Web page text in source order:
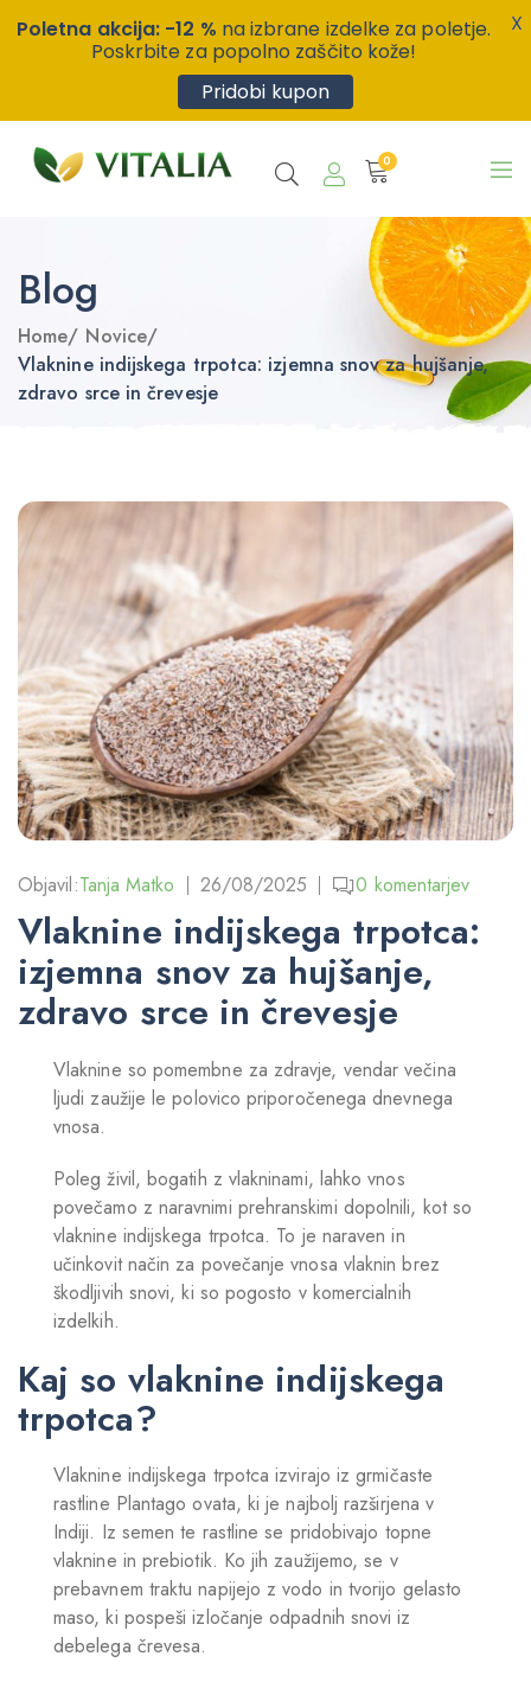
0
Blog
Home/ Novice/
Vlaknine indijskega trpotca: izjemna snov za hujšanje,
zdravo srce in črevesje
Objavil:Tanja Matko 26/08/2025 0 komentarjev
Vlaknine indijskega trpotca:
izjemna snov za hujšanje,
zdravo srce in črevesje
Vlaknine so pomembne za zdravje, vendar večina
ljudi zaužije le polovico priporočenega dnevnega
vnosa.
Poleg živil, bogatih z vlakninami, lahko vnos
povečamo z naravnimi prehranskimi dopolnili, kot so
vlaknine indijskega trpotca. To je naraven in
učinkovit način za povečanje vnosa vlaknin brez
škodljivih snovi, ki so pogosto v komercialnih
izdelkih.
Kaj so vlaknine indijskega
trpotca?
Vlaknine indijskega trpotca izvirajo iz grmičaste
rastline Plantago ovata, ki je najbolj razširjena v
Indiji. Iz semen te rastline se pridobivajo topne
vlaknine in prebiotik. Ko jih zaužijemo, se v
prebavnem traktu napijejo z vodo in tvorijo gelasto
maso, ki pospeši izločanje odpadnih snovi iz
debelega črevesa.
Poletna akcija: -12 % na izbrane izdelke za poletje.
Poskrbite za popolno zaščito kože!
Pridobi kupon
X